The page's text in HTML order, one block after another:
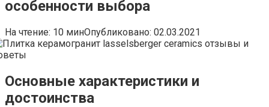
особенности выбора
На чтение: 10 минОпубликовано: 02.03.2021
Основные характеристики и
достоинства